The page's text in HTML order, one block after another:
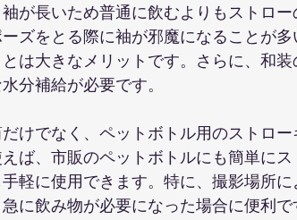
が長いため普通に飲むよりもストロ
ズをとる際に袖が邪魔になることが
は大きなメリットです。さらに、和
分補給が必要です。
けでなく、ペットボトル用のストロ
ば、市販のペットボトルにも簡単に
軽に使用できます。特に、撮影場所
に飲み物が必要になった場合に便利で